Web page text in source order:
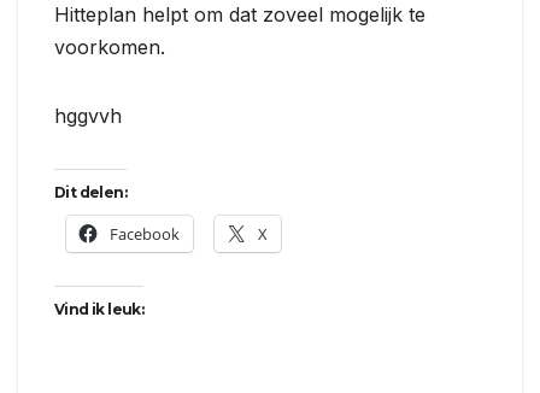
Hitteplan helpt om dat zoveel mogelijk te
voorkomen.
hggvvh
Dit delen:
Facebook X
Vind ik leuk: